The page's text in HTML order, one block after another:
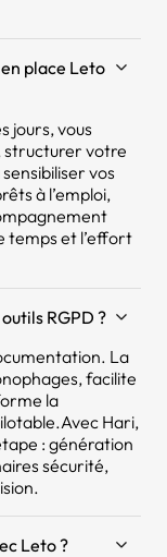
place Leto
jours, vous
structurer votre
vos
à l’emploi,
temps et l’effort
RGPD ?
La
facilite
la
Hari,
: génération
sécurité,
Leto ?